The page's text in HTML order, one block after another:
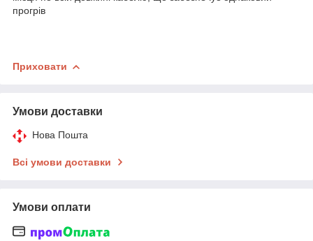
прогрів
Приховати
Умови доставки
Нова Пошта
Всі умови доставки
Умови оплати